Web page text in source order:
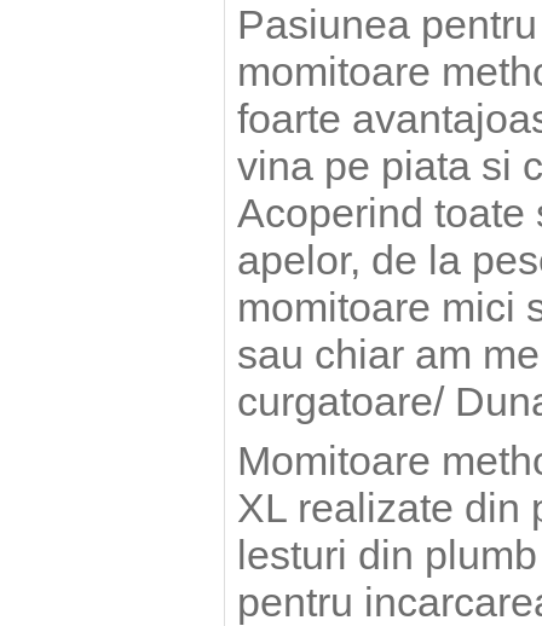
Pasiunea
momitoare
foarte
vina pe piata si
Acoperind toate
apelor, de la
momitoare mici
sau chiar am
curgatoare/
Momitoare
XL realizate din
lesturi din
pentru